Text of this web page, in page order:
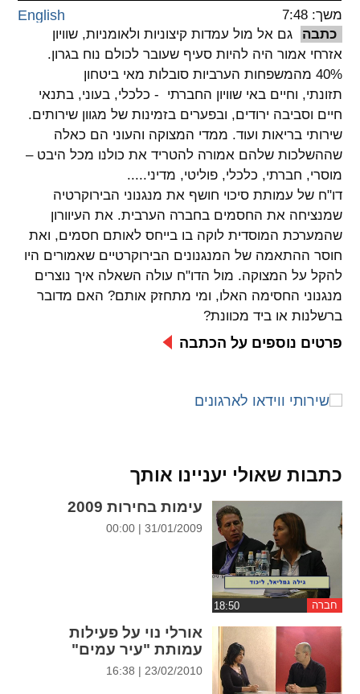
spellcheck
ניגודיות צבעים
brightness_high
ניגודיות בהירה
brightness_low
ניגודיות כהה
קישורים
format_underlined
קו תחתי לקישורים
font_download
סימון קישורים
cached
כל
משך: 7:48 English
כתבה
גם אל מול עמדות קיצוניות ולאומניות, שוויון
אזרחי אמור היה להיות סעיף שעובר לכולם נוח בגרון.
40% מהמשפחות הערביות סובלות מאי ביטחון
תזונתי, וחיים באי שוויון החברתי - כלכלי, בעוני, בתנאי
חיים וסביבה ירודים, ובפערים בזמינות של מגוון שירותים.
שירותי בריאות ועוד. ממדי המצוקה והעוני הם כאלה
שההשלכות שלהם אמורה להטריד את כולנו מכל היבט –
מוסרי, חברתי, כלכלי, פוליטי, מדיני.....
דו"ח של עמותת סיכוי חושף את מנגנוני הבירוקרטיה
שמנציחה את החסמים בחברה הערבית. את העיוורון
שהמערכת המוסדית לוקה בו בייחס לאותם חסמים, ואת
חוסר ההתאמה של המנגנונים הבירוקרטיים שאמורים היו
להקל על המצוקה. מול הדו"ח עולה השאלה איך נוצרים
מנגנוני החסימה האלו, ומי מתחזק אותם? האם מדובר
ברשלנות או ביד מכוונת?
פרטים נוספים על הכתבה
כתבות שאולי יעניינו אותך
חברה
עימות בחירות 2009
31/01/2009 | 00:00
אורלי נוי על פעילות
עמותת "עיר עמים"
23/02/2010 | 16:38